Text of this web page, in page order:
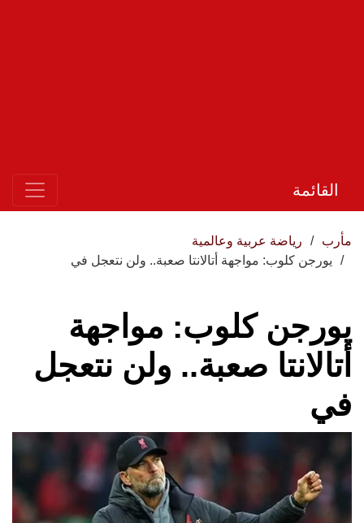
القائمة
مأرب
رياضة عربية وعالمية
يورجن كلوب: مواجهة أتالانتا صعبة.. ولن نتعجل في
يورجن كلوب: مواجهة
أتالانتا صعبة.. ولن نتعجل
في